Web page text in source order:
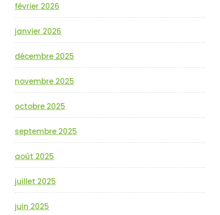
février 2026
janvier 2026
décembre 2025
novembre 2025
octobre 2025
septembre 2025
août 2025
juillet 2025
juin 2025